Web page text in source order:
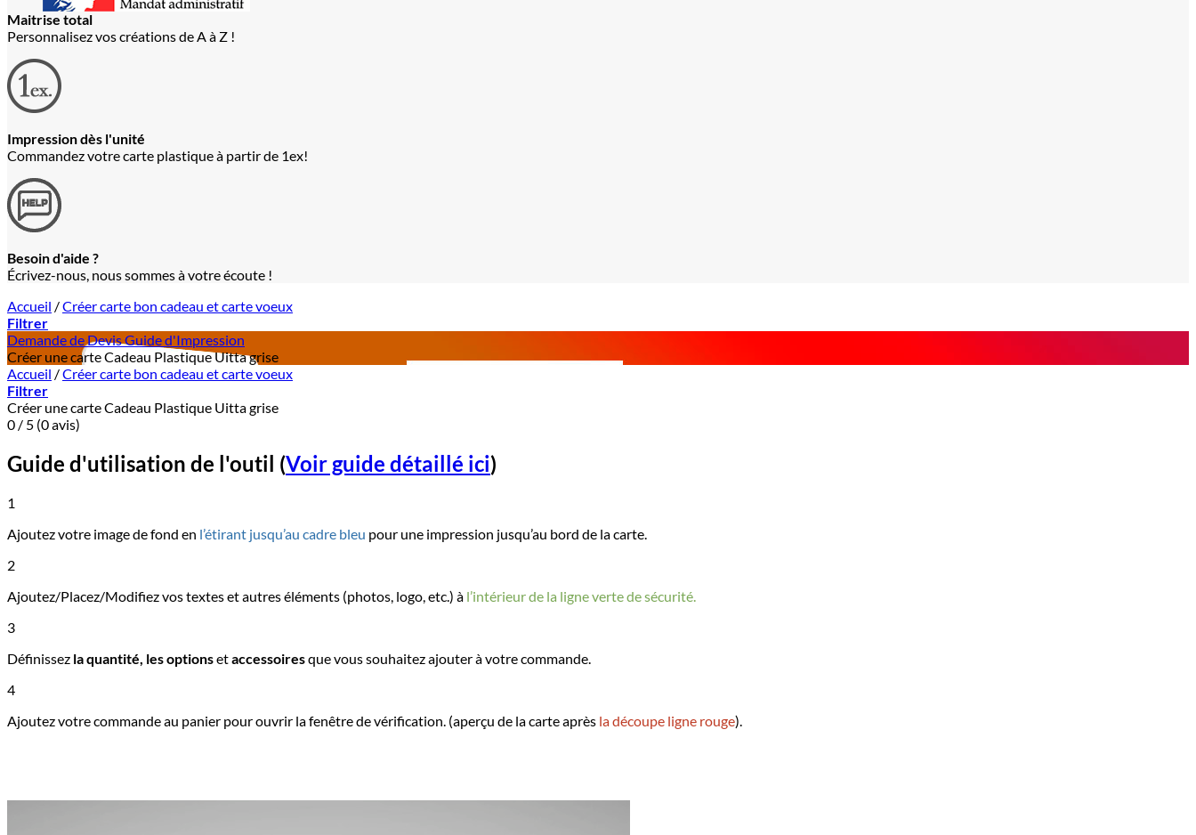
Maitrise total
Personnalisez vos créations de A à Z !
Impression dès l'unité
Commandez votre carte plastique à partir de 1ex!
Besoin d'aide ?
Écrivez-nous, nous sommes à votre écoute !
Accueil /Créer carte bon cadeau et carte voeux
Filtrer
Demande de DevisGuide d'Impression
Créer une carte Cadeau Plastique Uitta grise
Accueil /Créer carte bon cadeau et carte voeux
Filtrer
Créer une carte Cadeau Plastique Uitta grise
0 / 5 (0 avis)
Guide d'utilisation de l'outil (Voir guide détaillé ici)
1
Ajoutez votre image de fond en l’étirant jusqu’au cadre bleu pour une impression jusqu’au bord de la carte.
2
Ajoutez/Placez/Modifiez vos textes et autres éléments (photos, logo, etc.) à l’intérieur de la ligne verte de sécurité.
3
Définissez la quantité, les optionsetaccessoiresque vous souhaitez ajouter à votre commande.
4
Ajoutez votre commande au panier pour ouvrir la fenêtre de vérification. (aperçu de la carte après la découpe ligne rouge).